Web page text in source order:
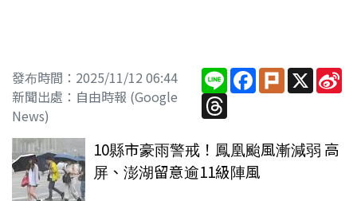
發布時間：2025/11/12 06:44
新聞出處：自由時報 (Google
News)
Line Facebook
PlurkX
Threads
10縣市豪雨警戒！鳳凰颱風漸減弱 高
屏、澎湖留意逾11級陣風